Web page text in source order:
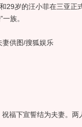
29岁的汪小菲在三亚正
族。
供图/搜狐娱乐
下宣誓结为夫妻。两